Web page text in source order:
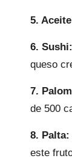
5.
6. Sushi:
queso
7.
de 500
8. Palta:
este